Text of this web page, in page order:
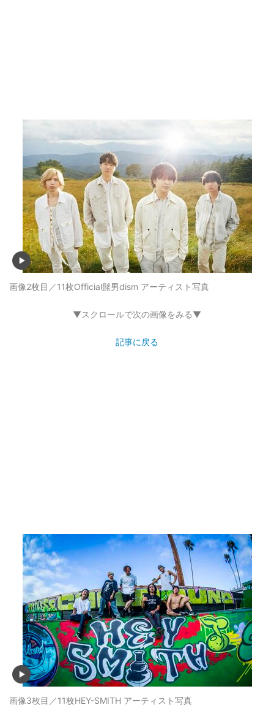
画像2枚目／11枚Official髭男dism アーティスト写真
▼スクロールで次の画像をみる▼
記事に戻る
画像3枚目／11枚HEY-SMITH アーティスト写真